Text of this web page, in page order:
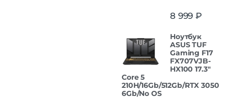
8 999 ₽
Ноутбук
ASUS TUF
Gaming F17
FX707VJB-
HX100 17.3"
Core 5
210H/16Gb/512Gb/RTX 3050
6Gb/No OS